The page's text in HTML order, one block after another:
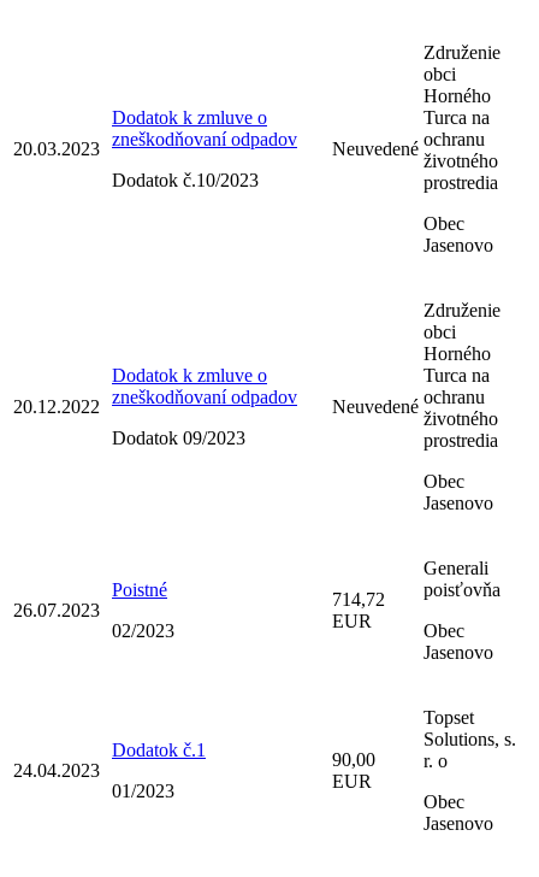
20.03.2023
Dodatok k zmluve o
zneškodňovaní odpadov
Dodatok č.10/2023
Neuvedené
Združenie
obci
Horného
Turca na
ochranu
životného
prostredia
Obec
Jasenovo
20.12.2022
Dodatok k zmluve o
zneškodňovaní odpadov
Dodatok 09/2023
Neuvedené
Združenie
obci
Horného
Turca na
ochranu
životného
prostredia
Obec
Jasenovo
26.07.2023
Poistné
02/2023
714,72
EUR
Generali
poisťovňa
Obec
Jasenovo
24.04.2023
Dodatok č.1
01/2023
90,00
EUR
Topset
Solutions, s.
r. o
Obec
Jasenovo